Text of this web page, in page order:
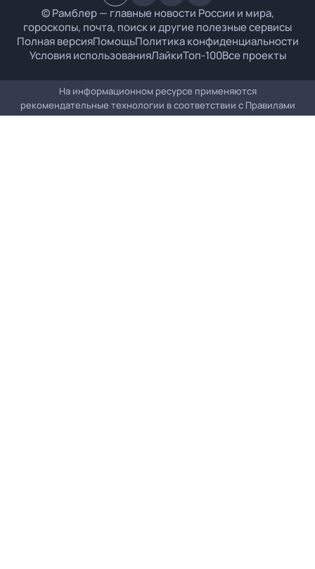
© Рамблер — главные новости России и мира,
гороскопы, почта, поиск и другие полезные сервисы
Полная версияПомощьПолитика конфиденциальности
Условия использованияЛайкиТоп-100Все проекты
На информационном ресурсе применяются
рекомендательные технологии в соответствии с Правилами